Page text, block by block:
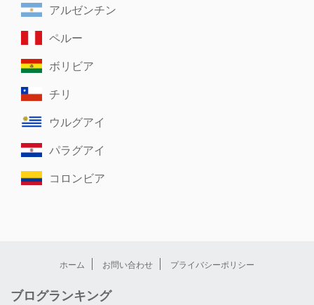
アルゼンチン
ペルー
ボリビア
チリ
ウルグアイ
パラグアイ
コロンビア
ホーム お問い合わせ プライバシーポリシー
ブログランキング